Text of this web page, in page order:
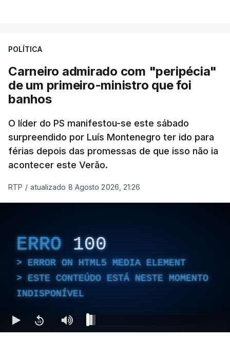
POLÍTICA
Carneiro admirado com "peripécia"
de um primeiro-ministro que foi
banhos
O líder do PS manifestou-se este sábado
surpreendido por Luís Montenegro ter ido para
férias depois das promessas de que isso não ia
acontecer este Verão.
RTP / atualizado 8 Agosto 2026, 21:26
ERRO 100
ERROR ON HTML5 MEDIA ELEMENT
ESTE CONTEÚDO ESTÁ NESTE MOMENTO
INDISPONÍVEL